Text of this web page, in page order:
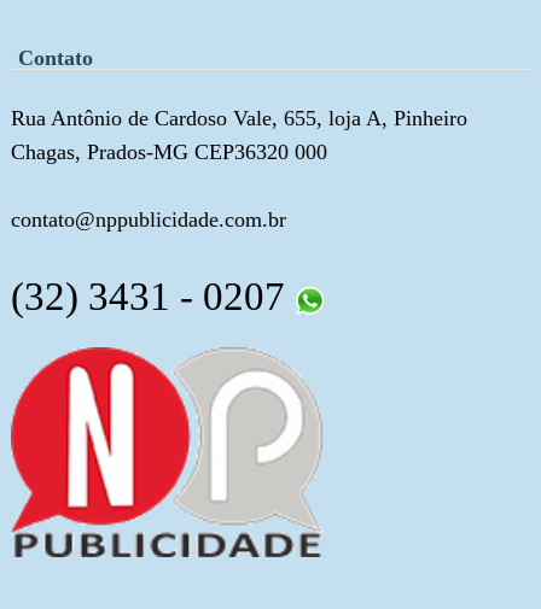
Contato
Rua Antônio de Cardoso Vale, 655, loja A, Pinheiro
Chagas, Prados-MG CEP36320 000
contato@nppublicidade.com.br
(32) 3431 - 0207